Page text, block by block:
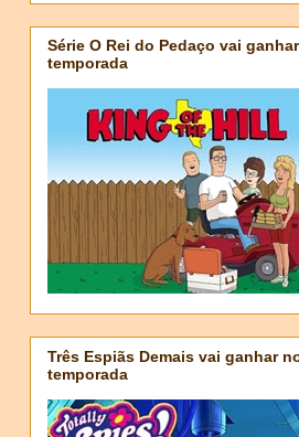
Série O Rei do Pedaço vai
temporada
Três Espiãs Demais vai ganhar
temporada